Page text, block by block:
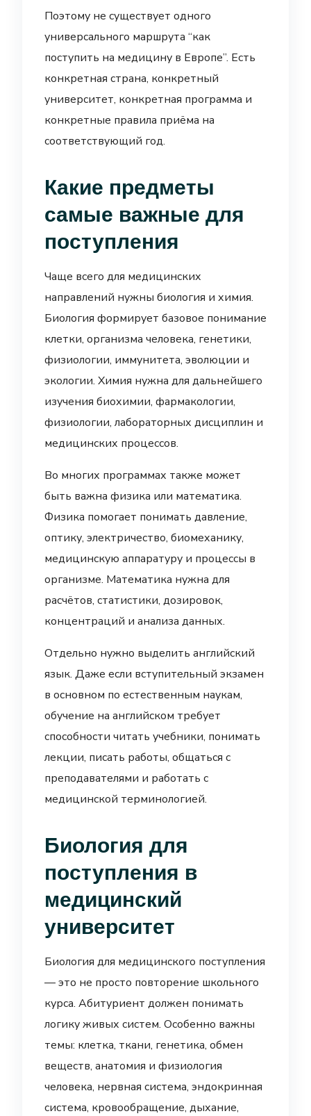
Поэтому не существует одного
универсального маршрута “как
поступить на медицину в Европе”. Есть
конкретная страна, конкретный
университет, конкретная программа и
конкретные правила приёма на
соответствующий год.
Какие предметы
самые важные для
поступления
Чаще всего для медицинских
направлений нужны биология и химия.
Биология формирует базовое понимание
клетки, организма человека, генетики,
физиологии, иммунитета, эволюции и
экологии. Химия нужна для дальнейшего
изучения биохимии, фармакологии,
физиологии, лабораторных дисциплин и
медицинских процессов.
Во многих программах также может
быть важна физика или математика.
Физика помогает понимать давление,
оптику, электричество, биомеханику,
медицинскую аппаратуру и процессы в
организме. Математика нужна для
расчётов, статистики, дозировок,
концентраций и анализа данных.
Отдельно нужно выделить английский
язык. Даже если вступительный экзамен
в основном по естественным наукам,
обучение на английском требует
способности читать учебники, понимать
лекции, писать работы, общаться с
преподавателями и работать с
медицинской терминологией.
Биология для
поступления в
медицинский
университет
Биология для медицинского поступления
— это не просто повторение школьного
курса. Абитуриент должен понимать
логику живых систем. Особенно важны
темы: клетка, ткани, генетика, обмен
веществ, анатомия и физиология
человека, нервная система, эндокринная
система, кровообращение, дыхание,